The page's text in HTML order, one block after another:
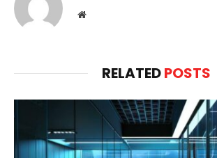
Website
RELATEDPOSTS